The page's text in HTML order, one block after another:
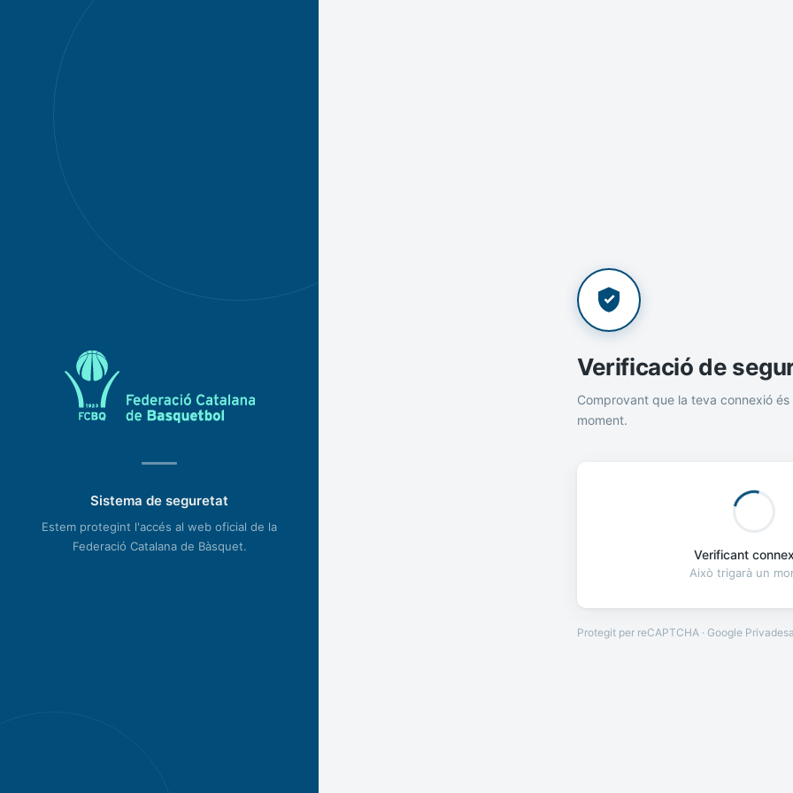
Sistema de seguretat
Estem protegint l'accés al web oficial de la
Federació Catalana de Bàsquet.
Verificació de
Comprovant que la teva connexió és
moment.
Verificant
Això trigarà un
Protegit per reCAPTCHA · Google Privadesa